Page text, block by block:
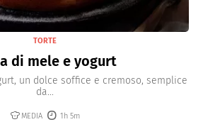
TORTE
di mele e yogurt
un dolce soffice e cremoso, semplice
da...
MEDIA 1h 5m